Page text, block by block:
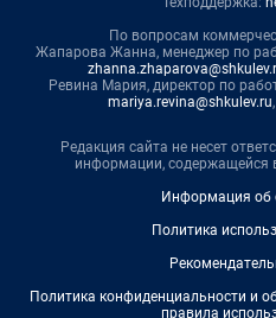
По вопросам
Жапарова Жанна, менеджер по
Ревина Мария, директор по
mariya.revina@shkulev.ru
Редакция сайта не несет
информации, содержащейся
Информация об
Политика
Политика конфиденциальности и
правила